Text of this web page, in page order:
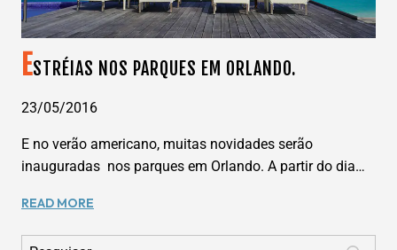
ESTRÉIAS NOS PARQUES EM ORLANDO.
23/05/2016
E no verão americano, muitas novidades serão
inauguradas nos parques em Orlando. A partir do dia…
READ MORE
PARQUES
Pesquisar por: